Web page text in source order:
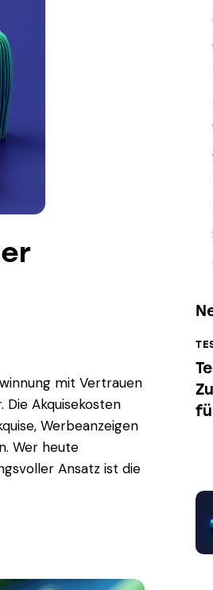
mit Vertrauen
Die Akquisekosten
Werbeanzeigen
Wer heute
Ansatz ist die